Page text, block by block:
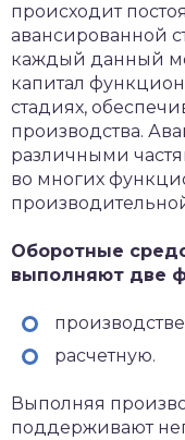
происходит
авансированной
каждый данный
капитал
стадиях,
производства.
различными
во многих
Оборотные
выполняют две
расчетную.
Выполняя
поддерживают